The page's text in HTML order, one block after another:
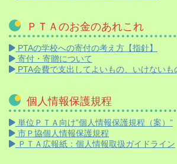
ＰＴＡのお金のあれこれ
PTAの学校への寄付の考え方【指針】
寄付・寄贈について
PTA会費で支出してよいもの、いけないも
個人情報保護規程
単位ＰＴＡ向け”個人情報保護規程（案）”
市Ｐ協個人情報保護規程
ＰＴＡ広報紙：個人情報取扱ガイドライン